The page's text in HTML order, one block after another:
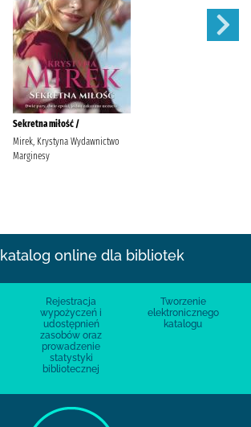
Sekretna miłość /
Mirek, Krystyna Wydawnictwo
Marginesy
katalog online dla bibliotek
Rejestracja
wypożyczeń i
udostępnień
zasobów oraz
prowadzenie
statystyki
bibliotecznej
Tworzenie
elektronicznego
katalogu